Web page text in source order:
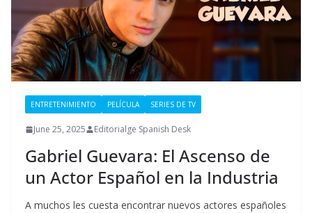
ENTRETENIMIENTO PELÍCULA SERIES DE TV
June 25, 2025 Editorialge Spanish Desk
Gabriel Guevara: El Ascenso de
un Actor Español en la Industria
A muchos les cuesta encontrar nuevos actores españoles